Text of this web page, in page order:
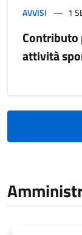
AVVISI 1
Contributo
attività